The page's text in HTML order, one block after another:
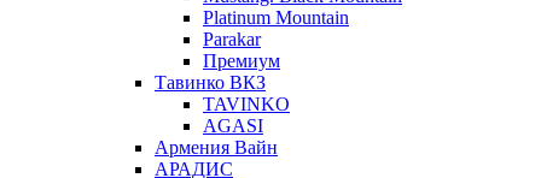
Platinum Mountain
Parakar
Премиум
Тавинко ВКЗ
TAVINKO
AGASI
Армения Вайн
АРАДИС